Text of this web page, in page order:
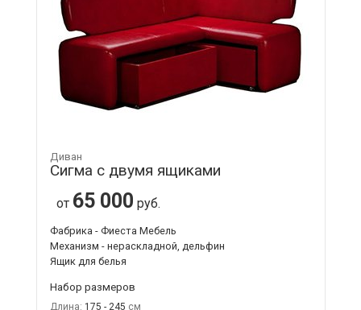
Диван
Сигма с двумя ящиками
от 65 000 руб.
Фабрика - Фиеста Мебель
Механизм - нераскладной, дельфин
Ящик для белья
Набор размеров
Длина: 175 - 245